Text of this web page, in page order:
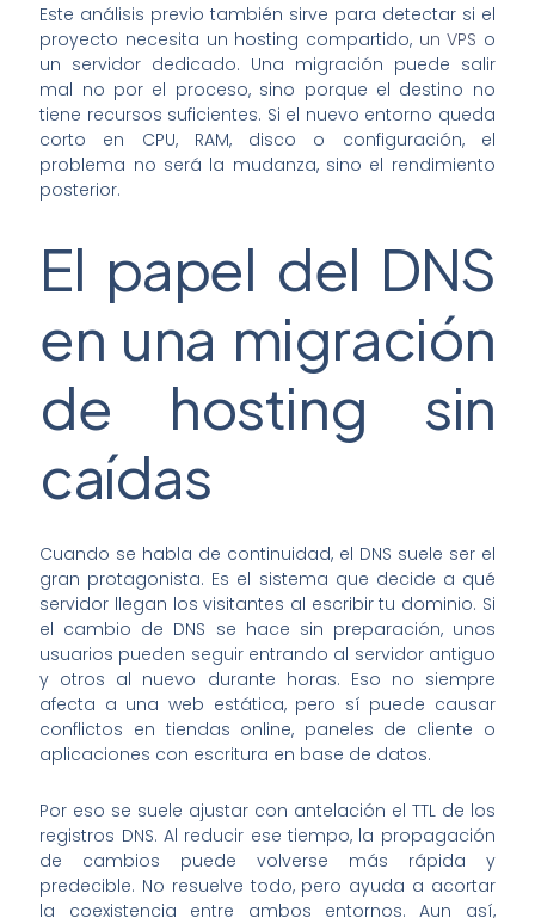
Este análisis previo también sirve para detectar si el
proyecto necesita un hosting compartido, un VPS o
un servidor dedicado. Una migración puede salir
mal no por el proceso, sino porque el destino no
tiene recursos suficientes. Si el nuevo entorno queda
corto en CPU, RAM, disco o configuración, el
problema no será la mudanza, sino el rendimiento
posterior.
El papel del DNS
en una migración
de hosting sin
caídas
Cuando se habla de continuidad, el DNS suele ser el
gran protagonista. Es el sistema que decide a qué
servidor llegan los visitantes al escribir tu dominio. Si
el cambio de DNS se hace sin preparación, unos
usuarios pueden seguir entrando al servidor antiguo
y otros al nuevo durante horas. Eso no siempre
afecta a una web estática, pero sí puede causar
conflictos en tiendas online, paneles de cliente o
aplicaciones con escritura en base de datos.
Por eso se suele ajustar con antelación el TTL de los
registros DNS. Al reducir ese tiempo, la propagación
de cambios puede volverse más rápida y
predecible. No resuelve todo, pero ayuda a acortar
la coexistencia entre ambos entornos. Aun así,